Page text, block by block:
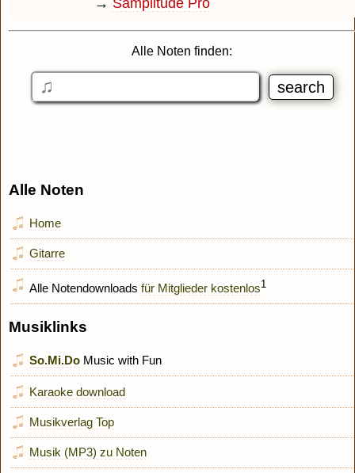
→ Samplitude Pro
Alle Noten finden:
Alle Noten
Home
Gitarre
Alle Notendownloads für Mitglieder kostenlos1
Musiklinks
So.Mi.Do Music with Fun
Karaoke download
Musikverlag Top
Musik (MP3) zu Noten